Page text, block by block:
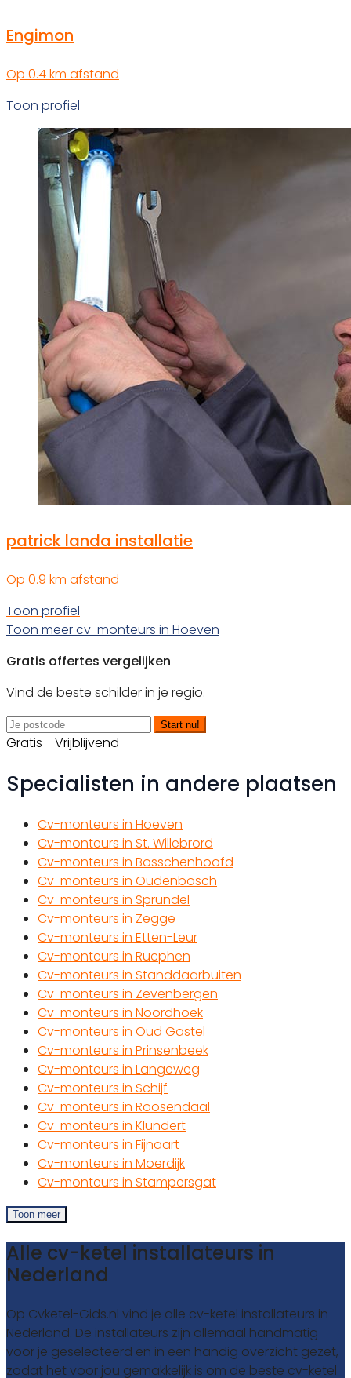
Engimon
Op 0.4 km afstand
Toon profiel
patrick landa installatie
Op 0.9 km afstand
Toon profiel
Toon meer cv-monteurs in Hoeven
Gratis offertes vergelijken
Vind de beste schilder in je regio.
Start nu!
Gratis - Vrijblijvend
Specialisten in andere plaatsen
Cv-monteurs in Hoeven
Cv-monteurs in St. Willebrord
Cv-monteurs in Bosschenhoofd
Cv-monteurs in Oudenbosch
Cv-monteurs in Sprundel
Cv-monteurs in Zegge
Cv-monteurs in Etten-Leur
Cv-monteurs in Rucphen
Cv-monteurs in Standdaarbuiten
Cv-monteurs in Zevenbergen
Cv-monteurs in Noordhoek
Cv-monteurs in Oud Gastel
Cv-monteurs in Prinsenbeek
Cv-monteurs in Langeweg
Cv-monteurs in Schijf
Cv-monteurs in Roosendaal
Cv-monteurs in Klundert
Cv-monteurs in Fijnaart
Cv-monteurs in Moerdijk
Cv-monteurs in Stampersgat
Toon meer
Alle cv-ketel installateurs in
Nederland
Op Cvketel-Gids.nl vind je alle cv-ketel installateurs in
Nederland. De installateurs zijn allemaal handmatig
voor je geselecteerd en in een handig overzicht gezet,
zodat het voor jou gemakkelijk is om de beste cv-ketel